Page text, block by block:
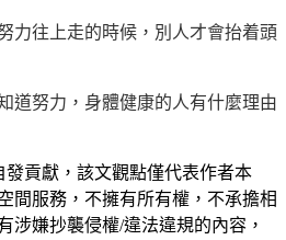
力往上走的時候，別人才會抬着頭
道努力，身體健康的人有什麼理由
貢獻，該文觀點僅代表作者本
間服務，不擁有所有權，不承擔相
涉嫌抄襲侵權/違法違規的內容，